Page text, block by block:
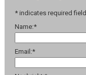
* indicates required field
Name:*
Email:*